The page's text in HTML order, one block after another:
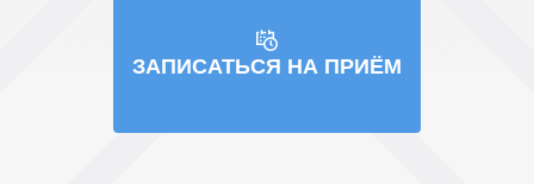
ЗАПИСАТЬСЯ НА ПРИЁМ